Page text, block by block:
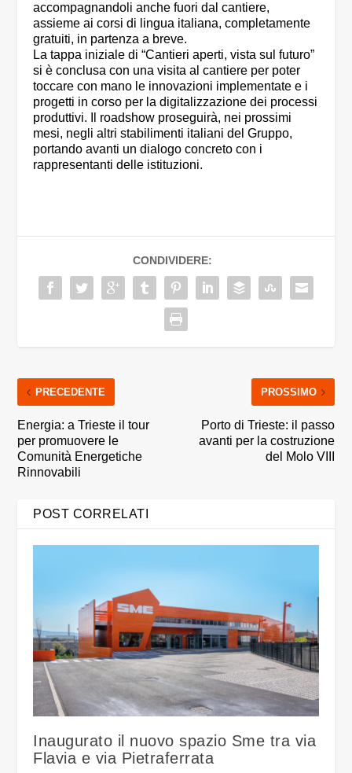
accompagnandoli anche fuori dal cantiere,
assieme ai corsi di lingua italiana, completamente
gratuiti, in partenza a breve.
La tappa iniziale di “Cantieri aperti, vista sul futuro”
si è conclusa con una visita al cantiere per poter
toccare con mano le innovazioni implementate e i
progetti in corso per la digitalizzazione dei processi
produttivi. Il roadshow proseguirà, nei prossimi
mesi, negli altri stabilimenti italiani del Gruppo,
portando avanti un dialogo concreto con i
rappresentanti delle istituzioni.
CONDIVIDERE:
PRECEDENTE
Energia: a Trieste il tour
per promuovere le
Comunità Energetiche
Rinnovabili
PROSSIMO
Porto di Trieste: il passo
avanti per la costruzione
del Molo VIII
POST CORRELATI
Inaugurato il nuovo spazio Sme tra via
Flavia e via Pietraferrata